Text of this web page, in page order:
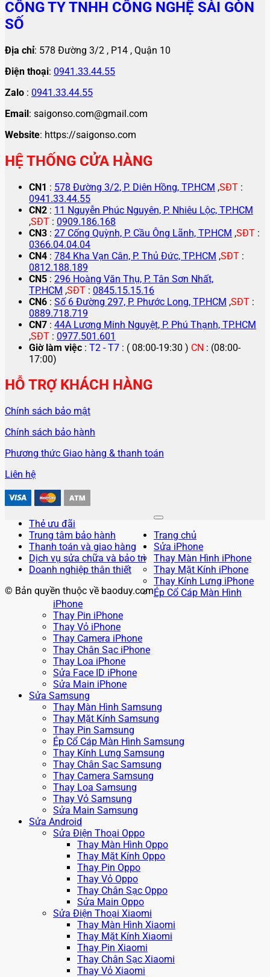
CÔNG TY TNHH CÔNG NGHỆ SÀI GÒN
SỐ
Địa chỉ: 578 Đường 3/2 , P14 , Quận 10
Điện thoại: 0941.33.44.55
Zalo : 0941.33.44.55
Email: saigonso.com@gmail.com
Website: https://saigonso.com
HỆ THỐNG CỬA HÀNG
CN1 : 578 Đường 3/2, P. Diên Hồng, TP.HCM ,SĐT :
0941.33.44.55
CN2 : 11 Nguyễn Phúc Nguyên, P. Nhiêu Lộc, TP.HCM
,SĐT : 0909.186.168
CN3 : 27 Cống Quỳnh, P. Cầu Ông Lãnh, TP.HCM ,SĐT :
0366.04.04.04
CN4 : 784 Kha Vạn Cân, P. Thủ Đức, TP.HCM ,SĐT :
0812.188.189
CN5 : 296 Hoàng Văn Thụ, P. Tân Sơn Nhất,
TP.HCM ,SĐT : 0845.15.15.16
CN6 : Số 6 Đường 297, P. Phước Long, TP.HCM ,SĐT :
0889.718.719
CN7 : 44A Lương Minh Nguyệt, P. Phú Thạnh, TP.HCM
,SĐT : 0977.501.601
Giờ làm việc : T2 - T7 : ( 08:00-19:30 ) CN : (08:00-
17:00)
HỖ TRỢ KHÁCH HÀNG
Chính sách bảo mật
Chính sách bảo hành
Phương thức Giao hàng & thanh toán
Liên hệ
Thẻ ưu đãi
Trung tâm bảo hành
Thanh toán và giao hàng
Dịch vụ sửa chữa và bảo trì
Doanh nghiệp thân thiết
© Bản quyền thuộc về baoduy.com
Trang chủ
Sửa iPhone
Thay Màn Hình iPhone
Thay Mặt Kính iPhone
Thay Kính Lưng iPhone
Ép Cổ Cáp Màn Hình
iPhone
Thay Pin iPhone
Thay Vỏ iPhone
Thay Camera iPhone
Thay Chân Sạc iPhone
Thay Loa iPhone
Sửa Face ID iPhone
Sửa Main iPhone
Sửa Samsung
Thay Màn Hình Samsung
Thay Mặt Kính Samsung
Thay Pin Samsung
Ép Cổ Cáp Màn Hình Samsung
Thay Kính Lưng Samsung
Thay Chân Sạc Samsung
Thay Camera Samsung
Thay Loa Samsung
Thay Vỏ Samsung
Sửa Main Samsung
Sửa Android
Sửa Điện Thoại Oppo
Thay Màn Hình Oppo
Thay Mặt Kính Oppo
Thay Pin Oppo
Thay Vỏ Oppo
Thay Chân Sạc Oppo
Sửa Main Oppo
Sửa Điện Thoại Xiaomi
Thay Màn Hình Xiaomi
Thay Mặt Kính Xiaomi
Thay Pin Xiaomi
Thay Chân Sạc Xiaomi
Thay Vỏ Xiaomi